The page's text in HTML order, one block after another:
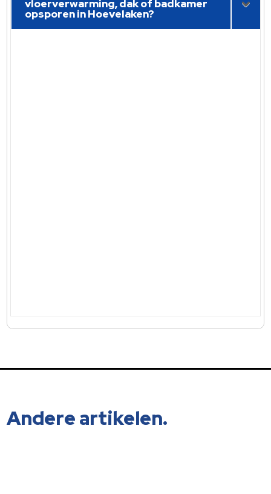
vloerverwarming, dak of badkamer
opsporen in Hoevelaken?
Andere artikelen.